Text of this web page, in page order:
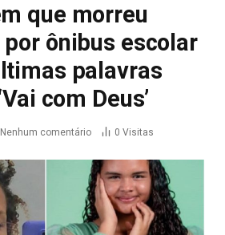
que morreu
ônibus escolar
palavras
com Deus’
Nenhum comentário 0 Visitas